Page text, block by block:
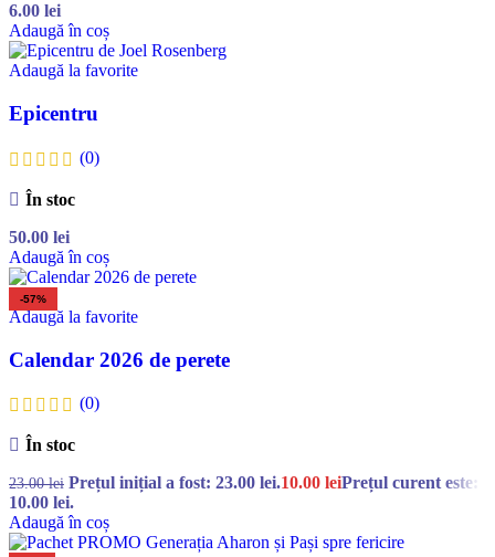
6.00 lei
Adaugă în coș
Adaugă la favorite
Epicentru
(0)
În stoc
50.00 lei
Adaugă în coș
-57%
Adaugă la favorite
Calendar 2026 de perete
(0)
În stoc
23.00lei Prețul inițial a fost: 23.00 lei.10.00 leiPrețul curent este:
10.00 lei.
Adaugă în coș